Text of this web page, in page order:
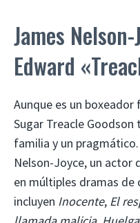
James
Edward
Aunque es un
Sugar Treacle
familia y un
Nelson-Joyce, un actor
en múltiples dramas de
incluyen Inocente, El